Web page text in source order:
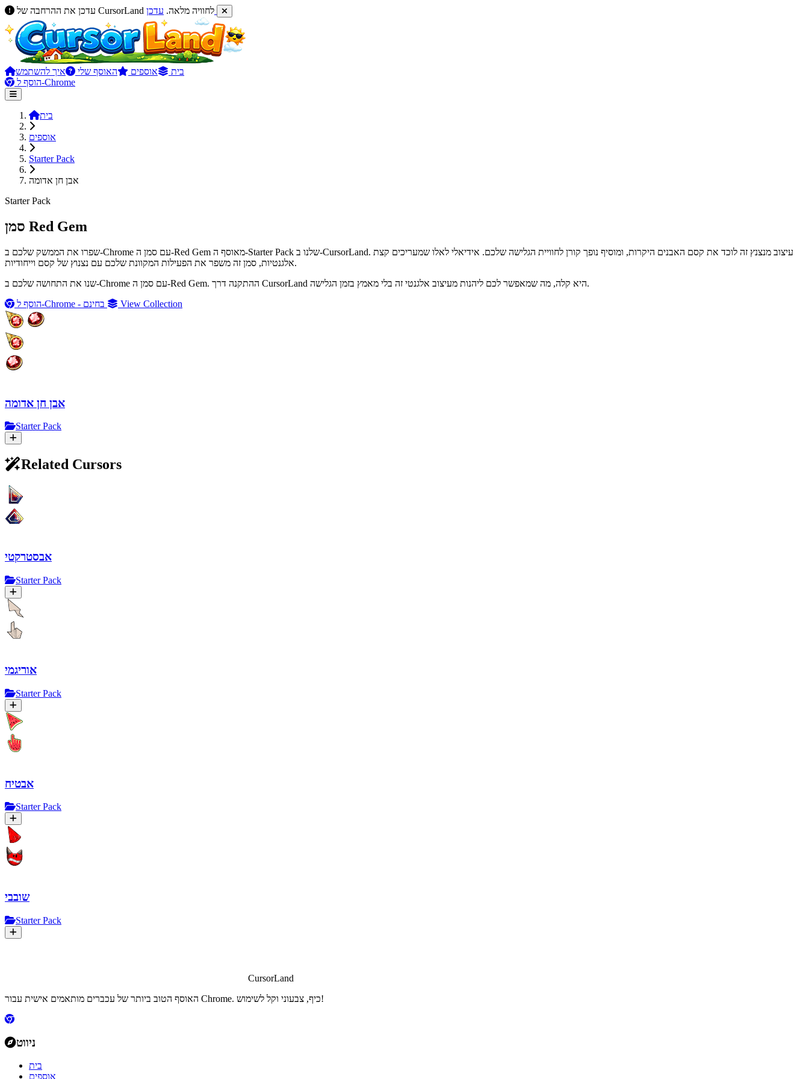
עדכן את ההרחבה של CursorLand לחוויה מלאה.
בית אוספים האוסף שלי
איך להשתמש
הוסף ל-Chrome
בית
אוספים
Starter Pack
אבן חן אדומה
Starter Pack
סמן Red Gem
שפרו את הממשק שלכם ב-Chrome עם סמן ה-Red Gem מאוסף ה-Starter Pack שלנו ב-CursorLand. עיצוב מנצנץ זה לוכד את קסם האבנים היקרות, ומוסיף נופך קורן לחוויית הגלישה שלכם. אידיאלי לאלו שמעריכים קצת
אלגנטיות, סמן זה משפר את הפעילות המקוונת שלכם עם נצנוץ של קסם וייחודיות.
שנו את התחושה שלכם ב-Chrome עם סמן ה-Red Gem. ההתקנה דרך CursorLand היא קלה, מה שמאפשר לכם ליהנות מעיצוב אלגנטי זה בלי מאמץ בזמן הגלישה.
View Collection
אבן חן אדומה
Starter Pack
Related Cursors
אבסטרקטי
Starter Pack
אוריגמי
Starter Pack
אבטיח
Starter Pack
שובבי
Starter Pack
CursorLand
האוסף הטוב ביותר של עכברים מותאמים אישית עבור Chrome. כיף, צבעוני וקל לשימוש!
ניווט
בית
אוספים